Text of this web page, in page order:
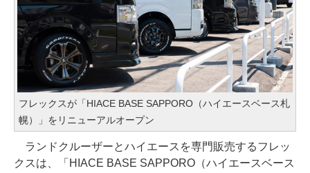
フレックスが「HIACE BASE SAPPORO（ハイエースベース札
幌）」をリニューアルオープン
ランドクルーザーとハイエースを専門販売するフレッ
クスは、「HIACE BASE SAPPORO（ハイエースベース